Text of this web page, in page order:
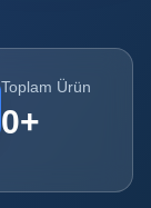
Toplam Ürün
0+